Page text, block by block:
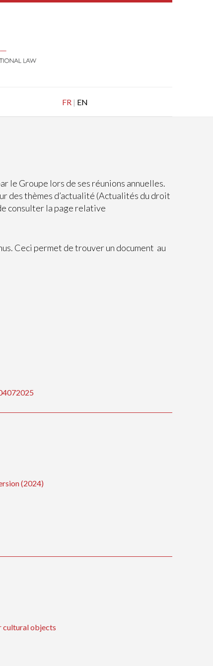
FR| EN
le Groupe lors de ses réunions annuelles.
des thèmes d’actualité (Actualités du droit
consulter la page relative
Ceci permet de trouver un document au
(2024)
cultural objects